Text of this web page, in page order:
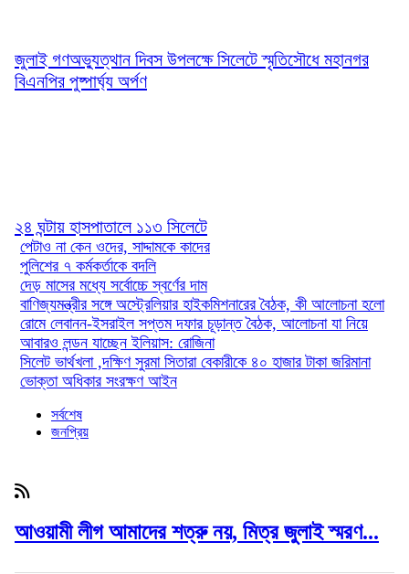
জুলাই গণঅভ্যুত্থান দিবস উপলক্ষে সিলেটে স্মৃতিসৌধে মহানগর
বিএনপির পুষ্পার্ঘ্য অর্পণ
২৪ ঘন্টায় হাসপাতালে ১১৩ সিলেটে
পেটাও না কেন ওদের, সাদ্দামকে কাদের
পুলিশের ৭ কর্মকর্তাকে বদলি
দেড় মাসের মধ্যে সর্বোচ্চে স্বর্ণের দাম
বাণিজ্যমন্ত্রীর সঙ্গে অস্ট্রেলিয়ার হাইকমিশনারের বৈঠক, কী আলোচনা হলো
রোমে লেবানন-ইসরাইল সপ্তম দফার চূড়ান্ত বৈঠক, আলোচনা যা নিয়ে
আবারও লন্ডন যাচ্ছেন ইলিয়াস: রোজিনা
সিলেট ভার্থখলা ,দক্ষিণ সুরমা সিতারা বেকারীকে ৪০ হাজার টাকা জরিমানা
ভোক্তা অধিকার সংরক্ষণ আইন
সর্বশেষ
জনপ্রিয়
আওয়ামী লীগ আমাদের শত্রু নয়, মিত্র জুলাই স্মরণ...